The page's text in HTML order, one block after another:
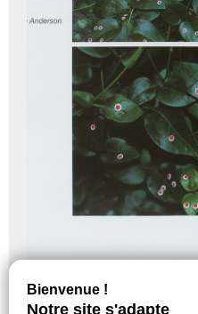
Situation
IMMANENCE